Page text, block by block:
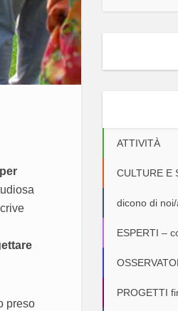
preso
ATTIVITÀ
CULTURE E
dicono di
ESPERTI –
PROGETTI